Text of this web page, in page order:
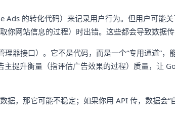
Ads 的转化代码）来记录用户行为。但用户可能
你网站信息的过程）时出错。这些都会导致数据传
器接口）。它不是代码，而是一个“专用通道”，
提升衡量（指评估广告效果的过程）质量，让
，那它可能不稳定；如果你用 API 传，数据会“自